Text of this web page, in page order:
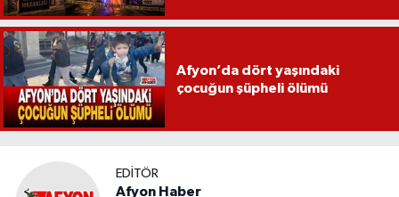
Afyon’da dört yaşındaki
çocuğun şüpheli ölümü
EDITÖR
Afyon Haber